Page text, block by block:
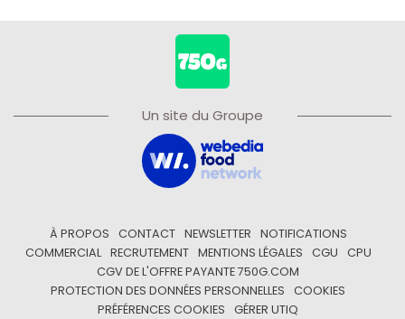
Un site du Groupe
À PROPOS CONTACT NEWSLETTER
NOTIFICATIONS
COMMERCIAL
RECRUTEMENT MENTIONS LÉGALES CGU
CPU
CGV DE L'OFFRE PAYANTE 750G.COM
PROTECTION DES DONNÉES PERSONNELLES
COOKIES
PRÉFÉRENCES COOKIES
GÉRER UTIQ